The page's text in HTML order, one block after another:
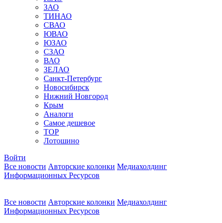
ЗАО
ТИНАО
СВАО
ЮВАО
ЮЗАО
СЗАО
ВАО
ЗЕЛАО
Санкт-Петербург
Новосибирск
Нижний Новгород
Крым
Аналоги
Самое дешевое
TOP
Лотошино
Войти
Все новости Авторские колонки Медиахолдинг
Информационных Ресурсов
Все новости Авторские колонки Медиахолдинг
Информационных Ресурсов